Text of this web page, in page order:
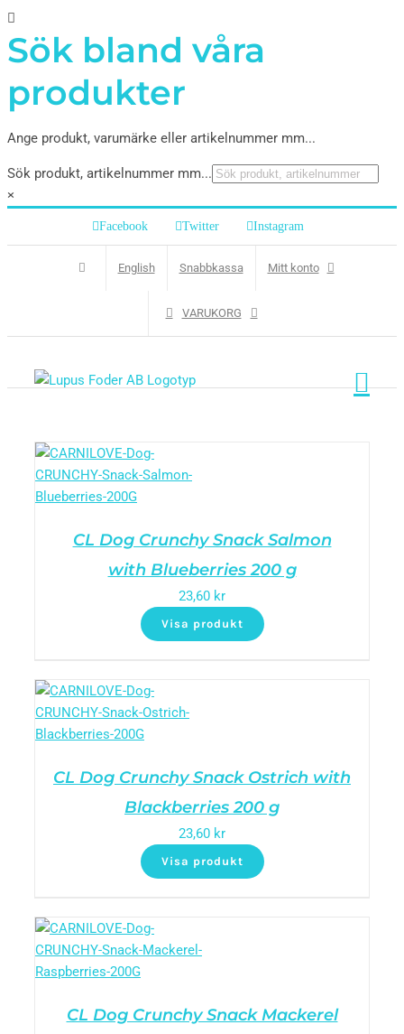
Sök bland våra
produkter
Ange produkt, varumärke eller artikelnummer mm...
Sök produkt, artikelnummer mm...
×
Facebook Twitter Instagram
English Snabbkassa Mitt konto
VARUKORG
CL Dog Crunchy Snack Salmon
with Blueberries 200 g
23,60 kr
Visa produkt
CL Dog Crunchy Snack Ostrich with
Blackberries 200 g
23,60 kr
Visa produkt
CL Dog Crunchy Snack Mackerel